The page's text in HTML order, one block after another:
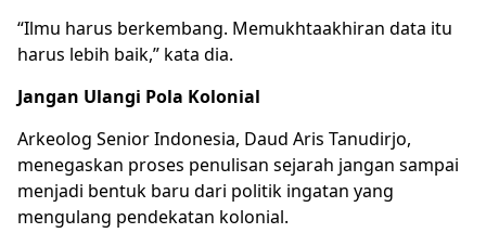
“Ilmu harus berkembang. Memukhtaakhiran data itu
harus lebih baik,” kata dia.
Jangan Ulangi Pola Kolonial
Arkeolog Senior Indonesia, Daud Aris Tanudirjo,
menegaskan proses penulisan sejarah jangan sampai
menjadi bentuk baru dari politik ingatan yang
mengulang pendekatan kolonial.